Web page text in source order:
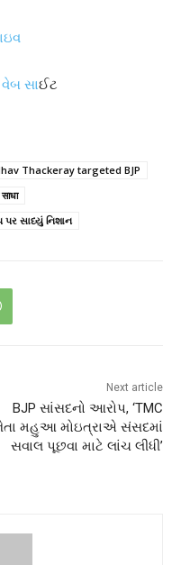
સાઈટ
Thackeray targeted BJP
પર સાધ્યું નિશાન
Next article
BJP સાંસદનો આરોપ, ‘TMC
મહુઆ મોઇત્રાએ સંસદમાં
સવાલ પૂછવા માટે લાંચ લીધી’